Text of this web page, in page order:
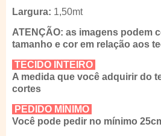
Largura: 1,50mt
ATENÇÃO: as imagens podem
tamanho e cor em relação aos
TECIDO INTEIRO
A medida que você adquirir do
cortes
PEDIDO MÍNIMO
Você pode pedir no mínimo